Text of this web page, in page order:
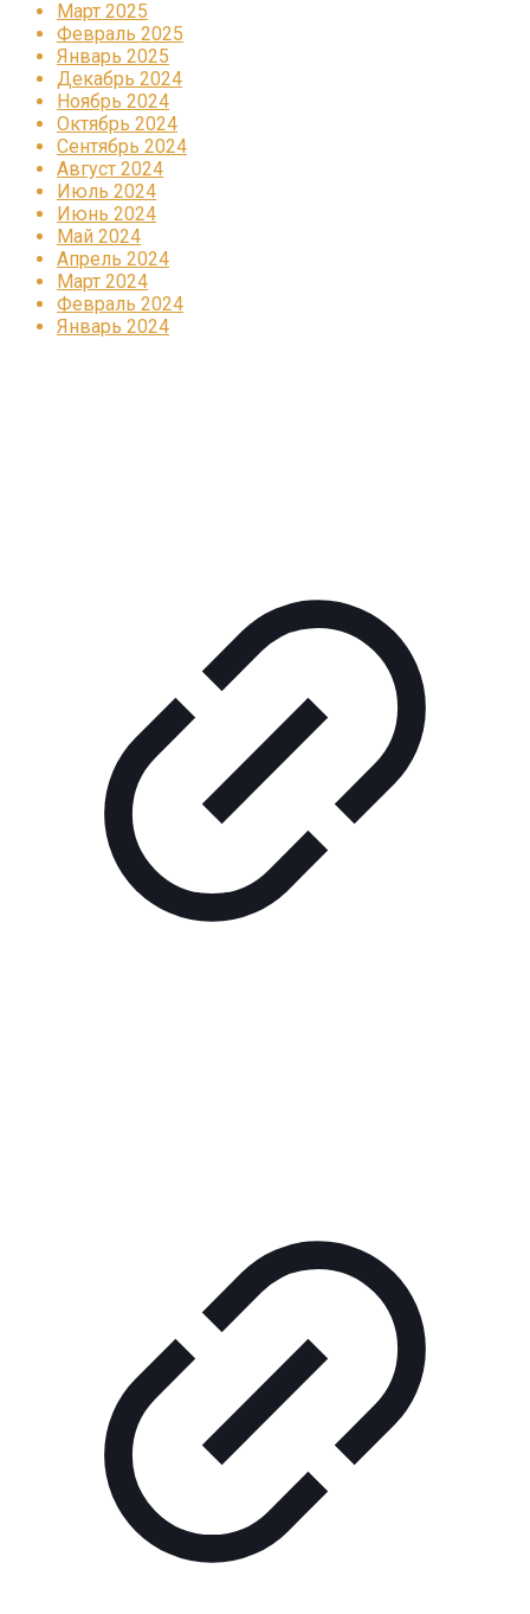
Март 2025
Февраль 2025
Январь 2025
Декабрь 2024
Ноябрь 2024
Октябрь 2024
Сентябрь 2024
Август 2024
Июль 2024
Июнь 2024
Май 2024
Апрель 2024
Март 2024
Февраль 2024
Январь 2024